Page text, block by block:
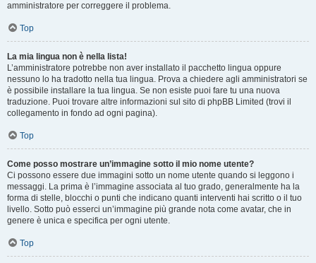
amministratore per correggere il problema.
Top
La mia lingua non è nella lista!
L’amministratore potrebbe non aver installato il pacchetto lingua oppure
nessuno lo ha tradotto nella tua lingua. Prova a chiedere agli amministratori se
è possibile installare la tua lingua. Se non esiste puoi fare tu una nuova
traduzione. Puoi trovare altre informazioni sul sito di phpBB Limited (trovi il
collegamento in fondo ad ogni pagina).
Top
Come posso mostrare un’immagine sotto il mio nome utente?
Ci possono essere due immagini sotto un nome utente quando si leggono i
messaggi. La prima è l’immagine associata al tuo grado, generalmente ha la
forma di stelle, blocchi o punti che indicano quanti interventi hai scritto o il tuo
livello. Sotto può esserci un’immagine più grande nota come avatar, che in
genere è unica e specifica per ogni utente.
Top